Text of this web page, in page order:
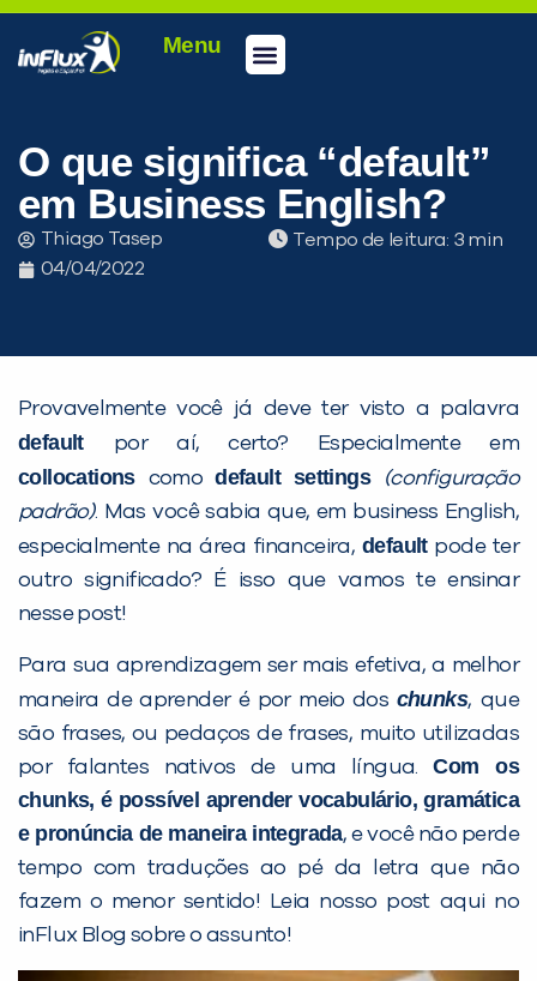
Menu
O que significa “default”
em Business English?
Thiago Tasep
04/04/2022
Tempo de leitura:
Provavelmente você já deve ter visto a palavra
default por aí, certo? Especialmente em
collocations comodefault settings
(configuração
padrão). Mas você sabia que, em business English,
especialmente na área financeira, defaultpode ter
outro significado? É isso que vamos te ensinar
nesse post!
Para sua aprendizagem ser mais efetiva, a melhor
maneira de aprender é por meio dos chunks, que
são frases, ou pedaços de frases, muito utilizadas
por falantes nativos de uma língua.Com os
chunks, é possível aprender vocabulário, gramática
e pronúncia de maneira integrada, e você não perde
tempo com traduções ao pé da letra que não
fazem o menor sentido! Leia nosso post aqui no
inFlux Blog sobre o assunto!
PEÇA UMA DEMONSTRAÇÃO DE MÉTODO
Desculpe!
Não encontramos nenhuma unidade
inFlux nesta cidade ou bairro que
você digitou.